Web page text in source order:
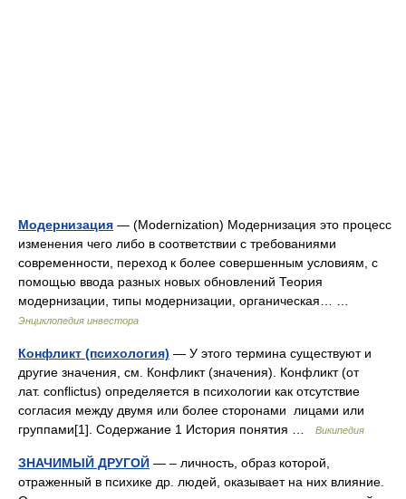
Модернизация — (Modernization) Модернизация это процесс
изменения чего либо в соответствии с требованиями
современности, переход к более совершенным условиям, с
помощью ввода разных новых обновлений Теория
модернизации, типы модернизации, органическая… …
Энциклопедия инвестора
Конфликт (психология) — У этого термина существуют и
другие значения, см. Конфликт (значения). Конфликт (от
лат. conflictus) определяется в психологии как отсутствие
согласия между двумя или более сторонами лицами или
группами[1]. Содержание 1 История понятия …
Википедия
ЗНАЧИМЫЙ ДРУГОЙ — – личность, образ которой,
отраженный в психике др. людей, оказывает на них влияние.